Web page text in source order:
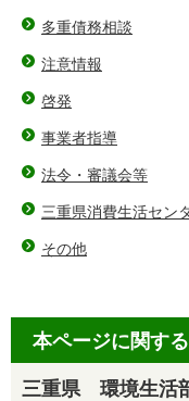
多重債務相談
注意情報
啓発
事業者指導
法令・審議会等
三重県消費生活セン
その他
本ページに関す
三重県 環境生活